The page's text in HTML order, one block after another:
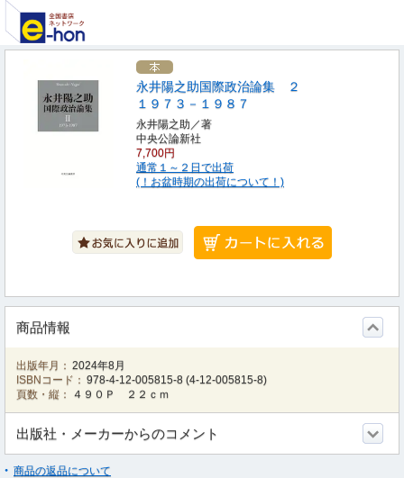
永井陽之助国際政治論集 ２
１９７３－１９８７
永井陽之助／著
中央公論新社
7,700円
通常１～２日で出荷
(！お盆時期の出荷について！)
商品情報
出版年月： 2024年8月
ISBNコード： 978-4-12-005815-8 (4-12-005815-8)
頁数・縦：
４９０Ｐ ２２ｃｍ
出版社・メーカーからのコメント
商品の返品について